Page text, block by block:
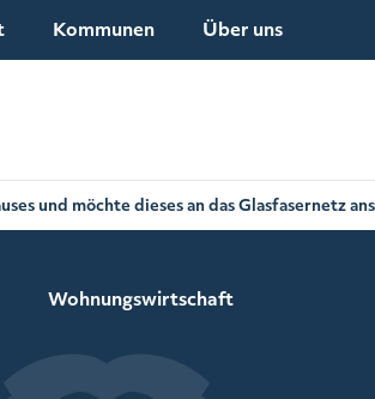
Kommunen Über uns
und möchte dieses an das Glasfasernetz
Wohnungswirtschaft